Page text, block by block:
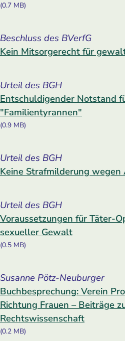
(0.7 MB)
Beschluss des BVerfG
Kein Mitsorgerecht für
Urteil des BGH
Entschuldigender Notstand
"Familientyrannen"
(0.9 MB)
Urteil des BGH
Keine Strafmilderung wegen
Urteil des BGH
Voraussetzungen für Täter-
sexueller Gewalt
(0.5 MB)
Susanne Pötz-Neuburger
Buchbesprechung: Verein
Richtung Frauen – Beiträge
Rechtswissenschaft
(0.2 MB)